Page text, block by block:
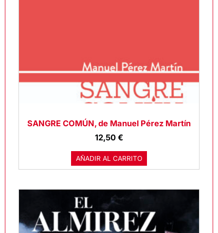
SANGRE COMÚN, de Manuel Pérez Martín
12,50 €
AÑADIR AL CARRITO